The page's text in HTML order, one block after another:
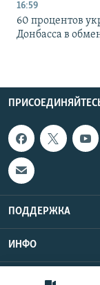
16:59
60 процентов
Донбасса в
ПОДДЕРЖКА
ИНФО
UTC+3